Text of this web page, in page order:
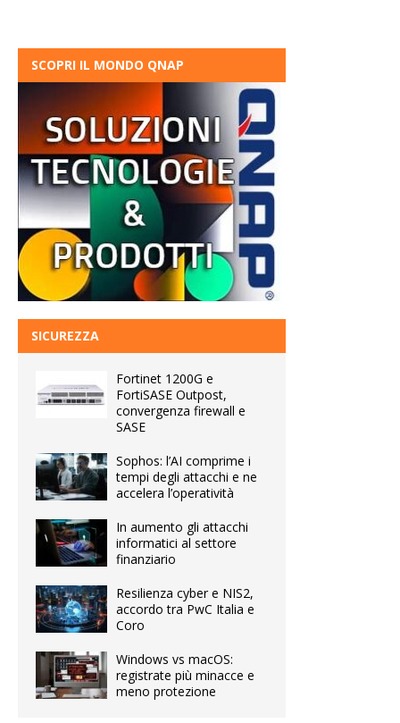
SCOPRI IL MONDO QNAP
SICUREZZA
Fortinet 1200G e
FortiSASE Outpost,
convergenza firewall e
SASE
Sophos: l’AI comprime i
tempi degli attacchi e ne
accelera l’operatività
In aumento gli attacchi
informatici al settore
finanziario
Resilienza cyber e NIS2,
accordo tra PwC Italia e
Coro
Windows vs macOS:
registrate più minacce e
meno protezione